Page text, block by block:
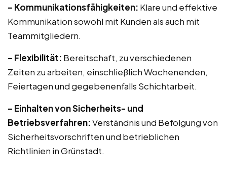
– Kommunikationsfähigkeiten: Klare und effektive
Kommunikation sowohl mit Kunden als auch mit
Teammitgliedern.
– Flexibilität: Bereitschaft, zu verschiedenen
Zeiten zu arbeiten, einschließlich Wochenenden,
Feiertagen und gegebenenfalls Schichtarbeit.
– Einhalten von Sicherheits- und
Betriebsverfahren:Verständnis und Befolgung von
Sicherheitsvorschriften und betrieblichen
Richtlinien in Grünstadt.